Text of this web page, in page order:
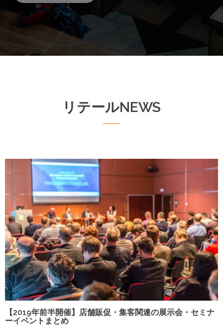
リテールNEWS
【2019年前半開催】店舗販促・集客関連の展示会・セミナ
ーイベントまとめ